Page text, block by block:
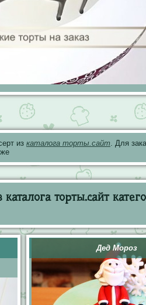
из каталога торты.сайт. Для
торты.сайт
Дед Мороз